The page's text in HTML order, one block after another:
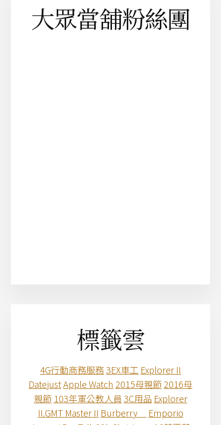
大眾當舖粉絲團
標籤雲
4G行動商務服務3EX車工 Explorer II
DatejustApple Watch 2015母親節2016母
親節 103年軍公教人員 3C用品 Explorer
II.GMT Master II Burberry
Emporio